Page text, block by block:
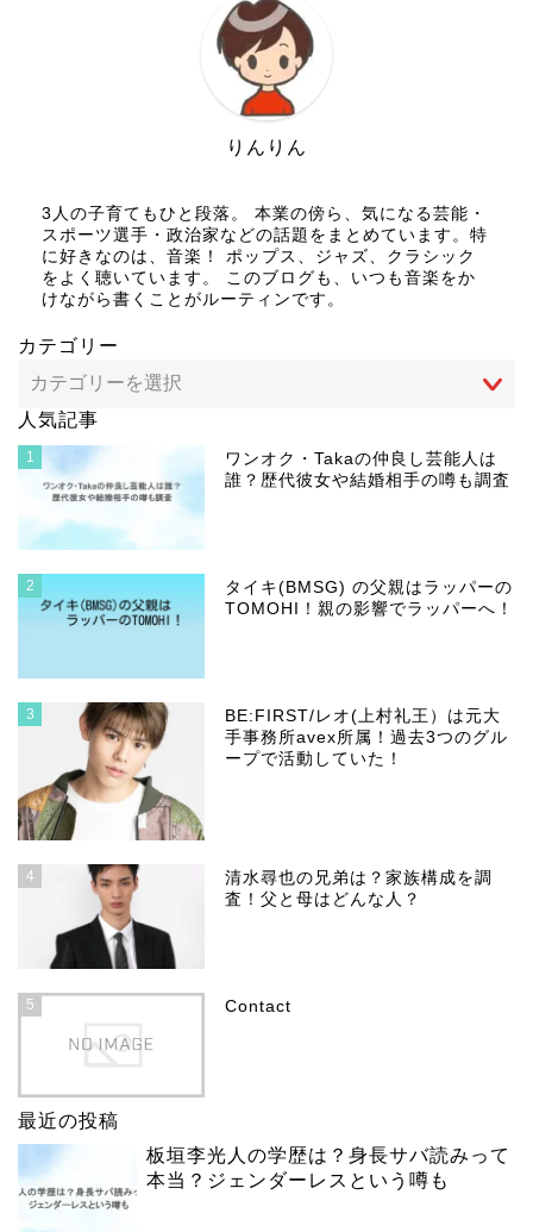
りんりん
3人の子育てもひと段落。 本業の傍ら、気になる芸能・
スポーツ選手・政治家などの話題をまとめています。特
に好きなのは、音楽！ ポップス、ジャズ、クラシック
をよく聴いています。 このブログも、いつも音楽をか
けながら書くことがルーティンです。
カテゴリー
人気記事
1
ワンオク・Takaの仲良し芸能人は
誰？歴代彼女や結婚相手の噂も調査
2
タイキ(BMSG) の父親はラッパーの
TOMOHI！親の影響でラッパーへ！
3
BE:FIRST/レオ(上村礼王）は元大
手事務所avex所属！過去3つのグル
ープで活動していた！
4
清水尋也の兄弟は？家族構成を調
査！父と母はどんな人？
5 Contact
最近の投稿
板垣李光人の学歴は？身長サバ読みって
本当？ジェンダーレスという噂も